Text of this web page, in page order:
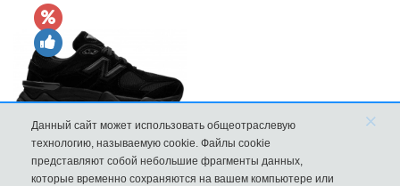
Кроссовки New Balance 9060 Triple Black
Данный сайт может использовать общеотраслевую
технологию, называемую cookie. Файлы cookie
представляют собой небольшие фрагменты данных,
которые временно сохраняются на вашем компьютере или
×